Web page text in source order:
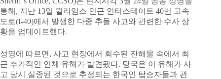
통해, 지난 13일 윌리엄스 인근 인터스테이트 40번 고속
도로(I-40)에서 발생한 다중 추돌 사고와 관련한 수사 상
황을 업데이트했다.
성명에 따르면, 사고 현장에서 회수된 잔해물 속에서 최
근 추가적인 인체 유해가 발견됐다. 당국은 이 유해가 사
고 당시 실종된 것으로 추정되는 한국인 탑승자들과 관